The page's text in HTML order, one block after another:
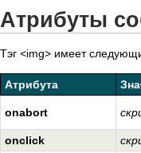
Атрибуты
Тэг <img> имеет
Атрибута
onabort
onclick